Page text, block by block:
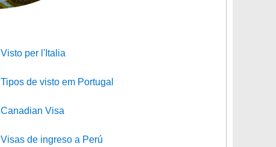
Visto per l'Italia
Tipos de visto em Portugal
Canadian Visa
Visas de ingreso a Perú